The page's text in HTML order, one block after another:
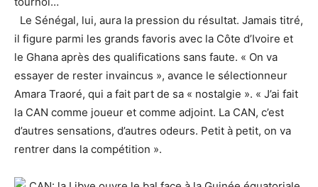
Le Sénégal, lui, aura la pression du résultat. Jamais titré,
il figure parmi les grands favoris avec la Côte d’Ivoire et
le Ghana après des qualifications sans faute. « On va
essayer de rester invaincus », avance le sélectionneur
Amara Traoré, qui a fait part de sa « nostalgie ». « J’ai fait
la CAN comme joueur et comme adjoint. La CAN, c’est
d’autres sensations, d’autres odeurs. Petit à petit, on va
rentrer dans la compétition ».